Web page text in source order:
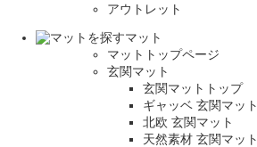
アウトレット
マット
マットトップページ
玄関マット
玄関マットトップ
ギャッベ 玄関マット
北欧 玄関マット
天然素材 玄関マット